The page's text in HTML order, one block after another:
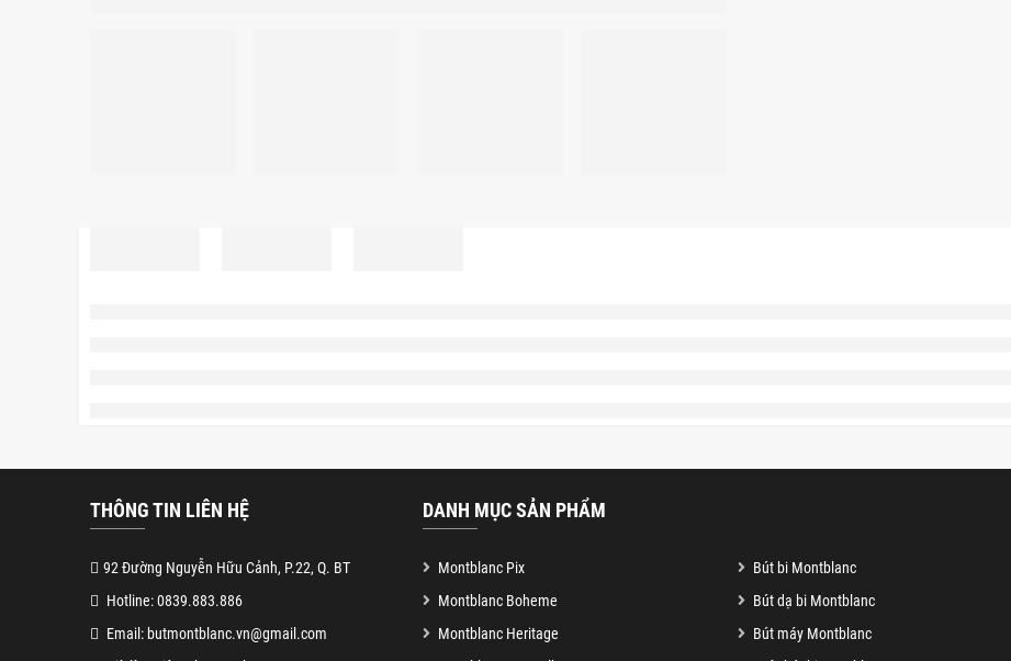
THÔNG TIN LIÊN HỆ
92 Đường Nguyễn Hữu Cảnh, P.22, Q. BT
Hotline: 0839.883.886
Email: butmontblanc.vn@gmail.com
DANH MỤC SẢN PHẨM
Montblanc Pix
Bút bi Montblanc
Montblanc Boheme
Bút dạ bi Montblanc
Montblanc Heritage
Bút máy Montblanc